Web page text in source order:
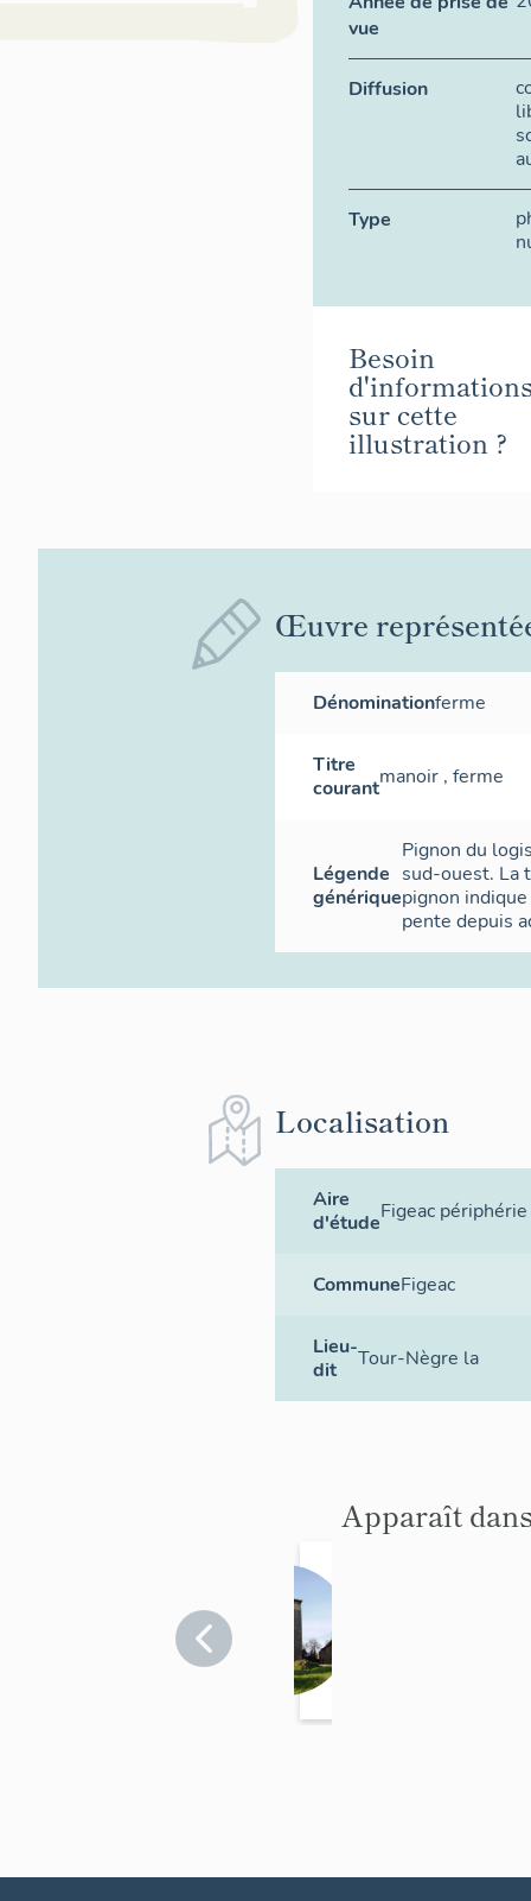
vue
Diffusion
Type
Besoin
sur cette
illustration ?
Œuvre
Dénominationferme
Titre
courantmanoir , ferme
Légende
générique
Pignon du
sud-ouest. La
pignon
pente depuis
Localisation
Aire
d'étudeFigeac périphérie
CommuneFigeac
Lieu-
dit
Tour-Nègre la
Apparaît